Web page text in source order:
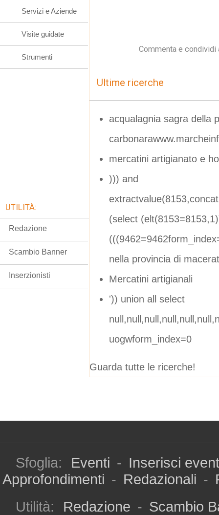
Commenta e
Ultime ricerche
acqualagnia sagra della
mercatini artigianato e
))) and
(select
nella provincia di
Mercatini artigianali
')) union all select
uogwform_index=0
Guarda tutte le ricerche!
Servizi e Aziende
Visite guidate
Strumenti
UTILITÀ:
Redazione
Scambio Banner
Inserzionisti
Sfoglia: Eventi - Inserisci
Approfondimenti - Redazionali -
Utilità:
Redazione - Scambio